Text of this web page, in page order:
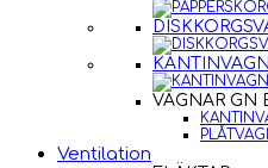
KANTINVAGN
VAGNAR GN
Ventilation